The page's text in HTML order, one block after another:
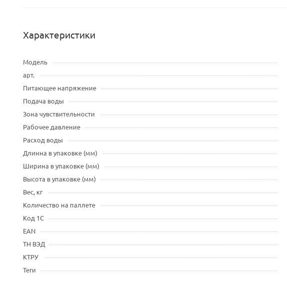
Характеристики
Модель
арт.
Питающее напряжение
Подача воды
Зона чувствительности
Рабочее давление
Расход воды
Длинна в упаковке (мм)
Ширина в упаковке (мм)
Высота в упаковке (мм)
Вес, кг
Количество на паллете
Код 1С
EAN
ТН ВЭД
КТРУ
Теги